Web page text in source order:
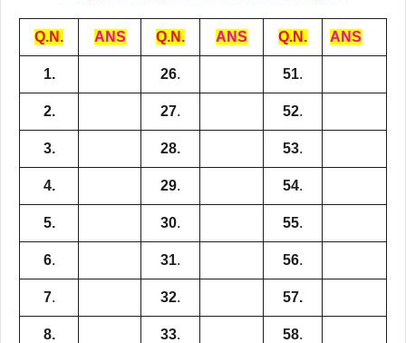
Q.N. ANS Q.N. ANS Q.N. ANS
1. 26. 51.
2. 27. 52.
3. 28. 53.
4. 29. 54.
5. 30. 55.
6. 31. 56.
7. 32. 57.
8. 33. 58.